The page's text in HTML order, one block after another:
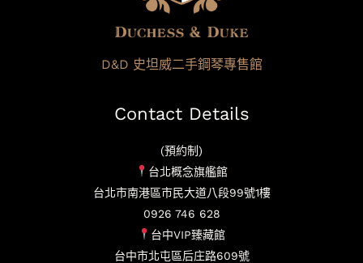
D&D 史坦威二手鋼琴專售館
Contact Details
(預約制)
台北概念旗艦館
台北市南港區市民大道八段99號1樓
0926 746 628
台中VIP臻藏館
台中市北屯區后庄路609號